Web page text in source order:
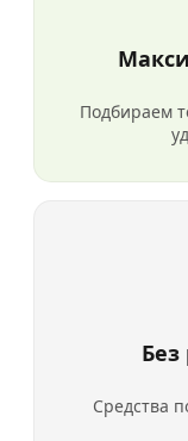
Подбираем
Средства